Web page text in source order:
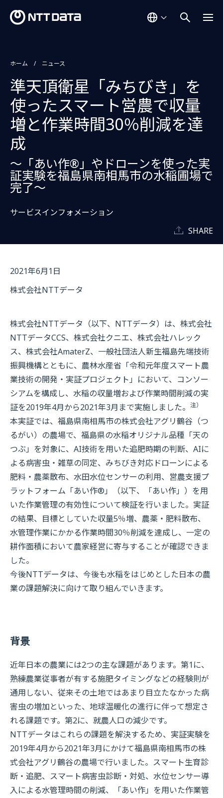
ホーム ニュース
準天頂衛星「みちびき」を
使ったスマート営農で収量
増と作業時間30％削減を達
成
～「あい作®」やドローンを使った実
証実験を福島県南相馬市の水稲圃場で
完了～
サービスインフォメーション
SHARE
2021年6月1日
株式会社NTTデータ
株式会社NTTデータ（以下、NTTデータ）は、株式会社
NTTデータCCS、株式会社クニエ、株式会社ハレック
ス、株式会社AmaterZ、一般社団法人新生福島先端技術
振興機構とともに、農林水産省「令和元年度スマート農
業技術の開発・実証プロジェクト」において、コンソー
シアムを構成し、水稲の収量増および作業時間削減の実
証を2019年4月から2021年3月まで実施しました。 注）
本実証では、福島県南相馬市の株式会社アグリ鶴谷（つ
るがい）の農場で、福島県の水稲オリジナル品種「天の
つぶ」を対象に、AI技術を用いた追肥時期の判断、AIに
よる病害虫・雑草の同定、みちびき対応ドローンによる
肥料・農薬散布、水田水位センサーの利用、営農支援プ
ラットフォーム「あい作®」（以下、「あい作」）を用
いた作業管理の有効性について検証を行いました。実証
の結果、目標としていた収量5％増、農薬・肥料散布、
水管理作業にかかる作業時間30％削減を達成し、一定の
耕作面積において農家経営に寄与することが確認できま
した。
今後NTTデータは、今後も水稲をはじめとした日本の農
業の課題解決に向けて取り組んでいきます。
背景
近年日本の農業には2つの主な課題があります。第1に、
熟練農業従事者が有する施肥タイミングなどの経験則が
通用しない、従来その土地ではあまり目立たなかった病
害虫の増加といった、地球温暖化の進行に伴って想定さ
れる課題です。第2に、就農人口の減少です。
NTTデータはこれらの課題を解決するため、実証実験を
2019年4月から2021年3月にかけて福島県南相馬市の株
式会社アグリ鶴谷の農場で行いました。スマート生育診
断・追肥、スマート病害虫診断・対処、水位センサー導
入による水管理時間の削減、「あい作」を用いた作業管